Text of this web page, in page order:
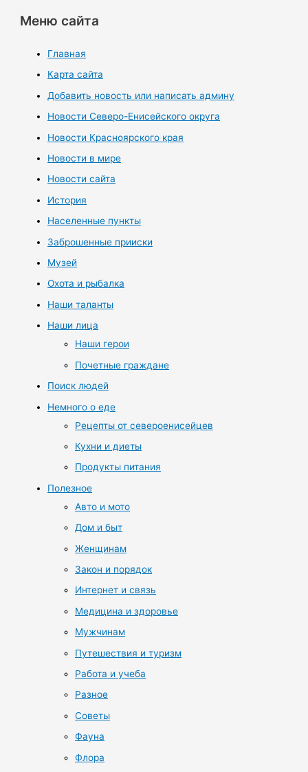
Меню сайта
Главная
Карта сайта
Добавить новость или написать админу
Новости Северо-Енисейского округа
Новости Красноярского края
Новости в мире
Новости сайта
История
Населенные пункты
Заброшенные прииски
Музей
Охота и рыбалка
Наши таланты
Наши лица
Наши герои
Почетные граждане
Поиск людей
Немного о еде
Рецепты от североенисейцев
Кухни и диеты
Продукты питания
Полезное
Авто и мото
Дом и быт
Женщинам
Закон и порядок
Интернет и связь
Медицина и здоровье
Мужчинам
Путешествия и туризм
Работа и учеба
Разное
Советы
Фауна
Флора